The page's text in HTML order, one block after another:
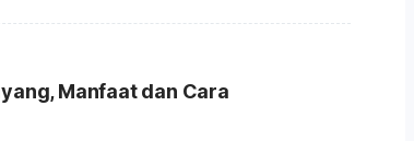
yang cukup panjang. Awalnya, olahraga
Manfaat dan Cara